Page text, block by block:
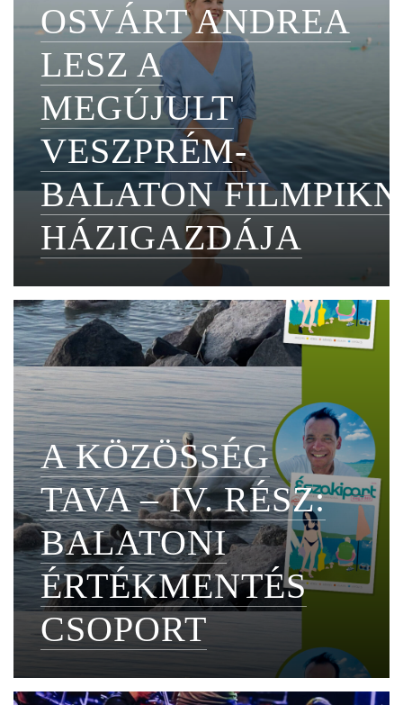
OSVÁRT ANDREA
LESZ A
MEGÚJULT
VESZPRÉM-
BALATON
HÁZIGAZDÁJA
A KÖZÖSSÉG
TAVA – IV. RÉSZ:
BALATONI
ÉRTÉKMENTÉS
CSOPORT